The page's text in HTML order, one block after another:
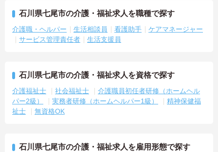
石川県七尾市の介護・福祉求人を職種で探す
介護職・ヘルパー 生活相談員 看護助手
ケアマネージャー
サービス管理責任者
生活支援員
石川県七尾市の介護・福祉求人を資格で探す
介護福祉士 社会福祉士
介護職員初任者研修（ホームヘル
パー2級）
実務者研修（ホームヘルパー1級）
精神保健福
祉士
無資格OK
石川県七尾市の介護・福祉求人を雇用形態で探す